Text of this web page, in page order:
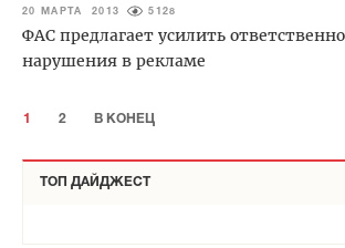
20 МАРТА 2013 5128
ФАС предлагает усилить
нарушения в рекламе
1 2 В КОНЕЦ
ТОП ДАЙДЖЕСТ